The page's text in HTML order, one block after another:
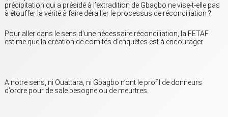
précipitation qui a présidé à l’extradition de Gbagbo ne vise-t-elle pas
à étouffer la vérité à faire dérailler le processus de réconciliation ?
Pour aller dans le sens d’une nécessaire réconciliation, la FETAF
estime que la création de comités d’enquêtes est à encourager.
A notre sens, ni Ouattara, ni Gbagbo n’ont le profil de donneurs
d’ordre pour de sale besogne ou de meurtres.